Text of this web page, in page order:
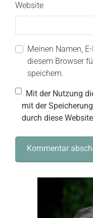
Website
Meinen Namen,
diesem Browser
speichern.
Mit der Nutzung
mit der
durch diese